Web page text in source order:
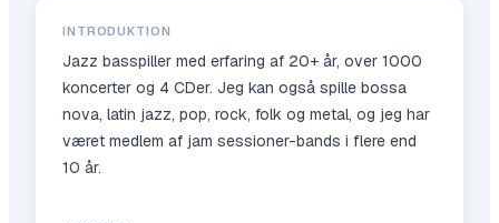
INTRODUKTION
Jazz basspiller med erfaring af 20+ år, over 1000
koncerter og 4 CDer. Jeg kan også spille bossa
nova, latin jazz, pop, rock, folk og metal, og jeg har
været medlem af jam sessioner-bands i flere end
10 år.